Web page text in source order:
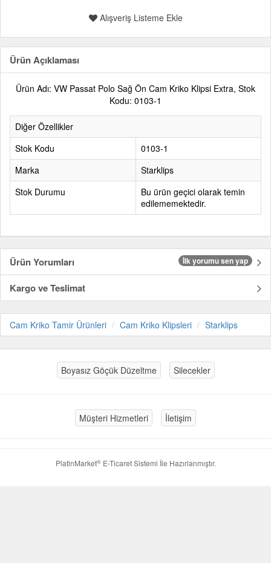
Alışveriş Listeme Ekle
Ürün Açıklaması
Ürün Adı: VW Passat Polo Sağ Ön Cam Kriko Klipsi Extra, Stok
Kodu: 0103-1
Diğer Özellikler
Stok Kodu
0103-1
Marka
Starklips
Stok Durumu
Bu ürün geçici olarak temin
edilememektedir.
Ürün Yorumları İlk yorumu sen yap
Kargo ve Teslimat
Cam Kriko Tamir Ürünleri Cam Kriko Klipsleri Starklips
Boyasız Göçük Düzeltme Silecekler
Müşteri Hizmetleri İletişim
PlatinMarket®E-Ticaret Sistemi İle Hazırlanmıştır.